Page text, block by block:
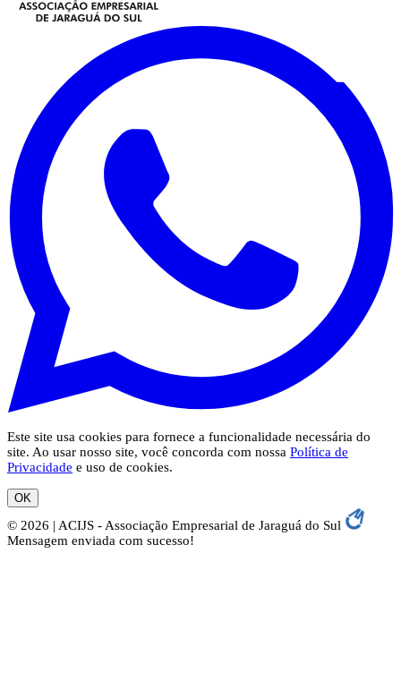
Este site usa cookies para fornece a funcionalidade necessária do
site. Ao usar nosso site, você concorda com nossa Política de
Privacidade e uso de cookies.
OK
© 2026 | ACIJS - Associação Empresarial de Jaraguá do Sul
Mensagem enviada com sucesso!